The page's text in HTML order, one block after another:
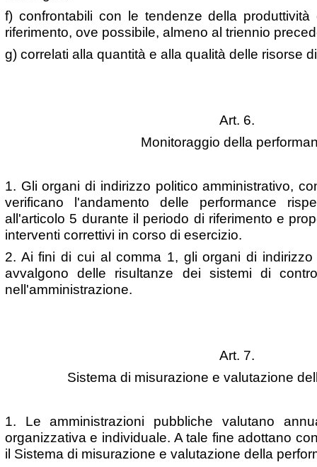
f) confrontabili con le tendenze della produttività
riferimento, ove possibile, almeno al triennio
g) correlati alla quantità e alla qualità delle risorse
Art. 6.
Monitoraggio della
1. Gli organi di indirizzo politico amministrativo,
verificano l'andamento delle performance
all'articolo 5 durante il periodo di riferimento e
interventi correttivi in corso di esercizio.
2. Ai fini di cui al comma 1, gli organi di indirizzo
avvalgono delle risultanze dei sistemi di
nell'amministrazione.
Art. 7.
Sistema di misurazione e valutazione
1. Le amministrazioni pubbliche valutano
organizzativa e individuale. A tale fine adottano
il Sistema di misurazione e valutazione della